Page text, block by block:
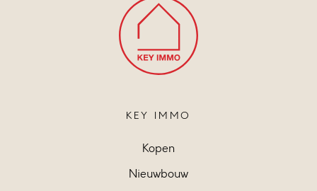
KEY IMMO
Kopen
Nieuwbouw